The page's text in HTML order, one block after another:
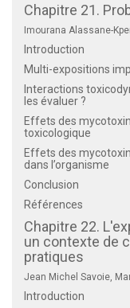
Chapitre 21.
Imourana Alassane-
Introduction
Multi-expositions
Interactions
les évaluer ?
Effets des
toxicologique
Effets des
dans l’organisme
Conclusion
Références
Chapitre 22.
un contexte de
pratiques
Jean Michel Savoie,
Introduction